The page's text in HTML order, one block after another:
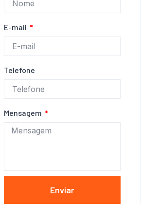
E-mail
Telefone
Mensagem
Enviar